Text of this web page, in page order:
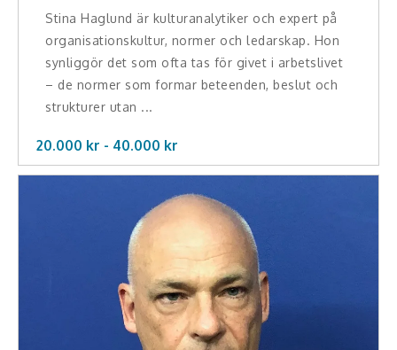
Ljus och belysning
Komiker
Konst
Middagsunderhållning
Something a Little Different
Stina Haglund är kulturanalytiker och expert på
organisationskultur, normer och ledarskap. Hon
synliggör det som ofta tas för givet i arbetslivet
– de normer som formar beteenden, beslut och
strukturer utan ...
20.000 kr - 40.000 kr